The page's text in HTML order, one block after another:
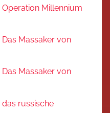
Millennium
Massaker von
Massaker von
das russische